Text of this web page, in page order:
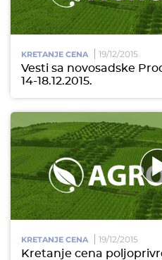
KRETANJE CENA 19/12/2015
Vesti sa novosadske
14-18.12.2015.
KRETANJE CENA 19/12/2015
Kretanje cena